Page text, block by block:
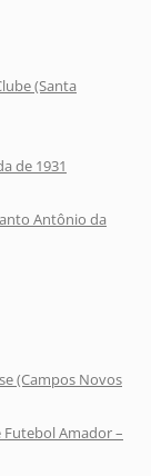
(Santa
de 1931
Antônio da
(Campos Novos
Futebol Amador –